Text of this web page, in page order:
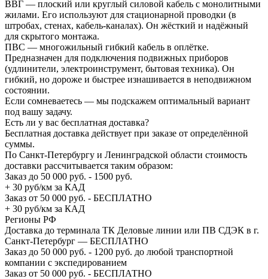
ВВГ — плоский или круглый силовой кабель с монолитными
жилами. Его используют для стационарной проводки (в
штробах, стенах, кабель-каналах). Он жёсткий и надёжный
для скрытого монтажа.
ПВС — многожильный гибкий кабель в оплётке.
Предназначен для подключения подвижных приборов
(удлинители, электроинструмент, бытовая техника). Он
гибкий, но дороже и быстрее изнашивается в неподвижном
состоянии.
Если сомневаетесь — мы подскажем оптимальный вариант
под вашу задачу.
Есть ли у вас бесплатная доставка?
Бесплатная доставка действует при заказе от определённой
суммы.
По Санкт-Петербургу и Ленинградской области стоимость
доставки рассчитывается таким образом:
Заказ до 50 000 руб. - 1500 руб.
+ 30 руб/км за КАД
Заказ от 50 000 руб. - БЕСПЛАТНО
+ 30 руб/км за КАД
Регионы РФ
Доставка до терминала ТК Деловые линии или ПВ СДЭК в г.
Санкт-Петербург — БЕСПЛАТНО
Заказ до 50 000 руб. - 1200 руб. до любой транспортной
компании с экспедированием
Заказ от 50 000 руб. - БЕСПЛАТНО